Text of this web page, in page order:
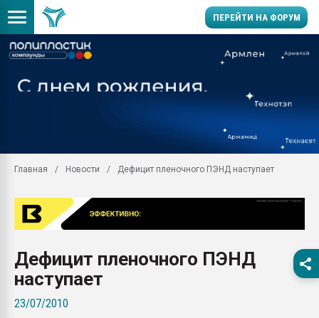
ПЕРЕЙТИ НА ФОРУМ
Подмосковье, Москва
первый план в
28.07.2026
вакуумного
Продам отходы
Главная Новости Дефицит пленочного ПЭНД наступает
Дефицит пленочного ПЭНД
наступает
23/07/2010